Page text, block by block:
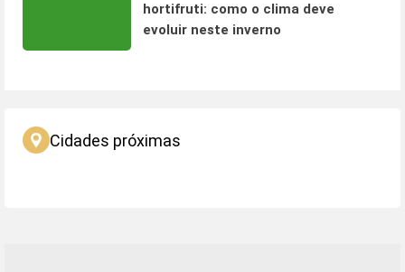
hortifruti: como o clima deve
evoluir neste inverno
Cidades próximas